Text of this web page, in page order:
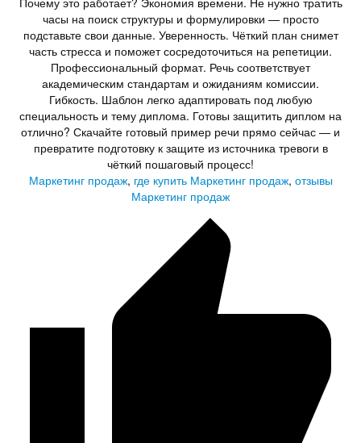
часы на поиск структуры и формулировки — просто
подставьте свои данные. Уверенность. Чёткий план снимет
часть стресса и поможет сосредоточиться на репетиции.
Профессиональный формат. Речь соответствует
академическим стандартам и ожиданиям комиссии.
Гибкость. Шаблон легко адаптировать под любую
специальность и тему диплома. Готовы защитить диплом на
отлично? Скачайте готовый пример речи прямо сейчас — и
превратите подготовку к защите из источника тревоги в
чёткий пошаговый процесс!
Маркетинг продаж, где купить Маркетинг продаж, отзывы
Маркетинг продаж